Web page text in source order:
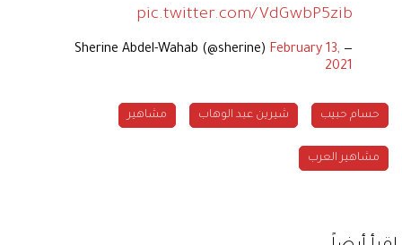
pic.twitter.com/VdGwbP5zib
— Sherine Abdel-Wahab (@sherine)
February 13,
2021
حسام حبيب شيرين عبد الوهاب مشاهير
مشاهير العرب